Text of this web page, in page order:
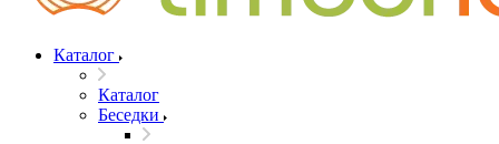
Каталог
Каталог
Беседки